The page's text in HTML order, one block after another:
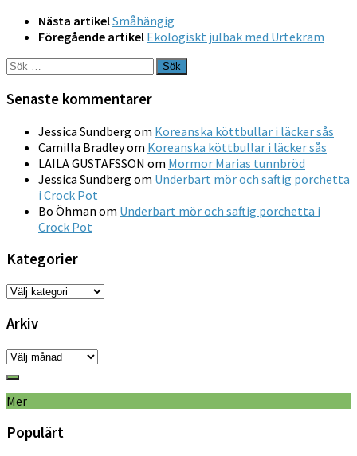
Nästa artikelSmåhängig
Föregående artikel Ekologiskt julbak med Urtekram
Sök
Senaste kommentarer
Jessica Sundberg om Koreanska köttbullar i läcker sås
Camilla Bradleyom Koreanska köttbullar i läcker sås
LAILA GUSTAFSSON om Mormor Marias tunnbröd
Jessica Sundberg om Underbart mör och saftig porchetta
i Crock Pot
Bo Öhman om Underbart mör och saftig porchetta i
Crock Pot
Kategorier
Kategorier
Arkiv
Arkiv
Mer
Populärt